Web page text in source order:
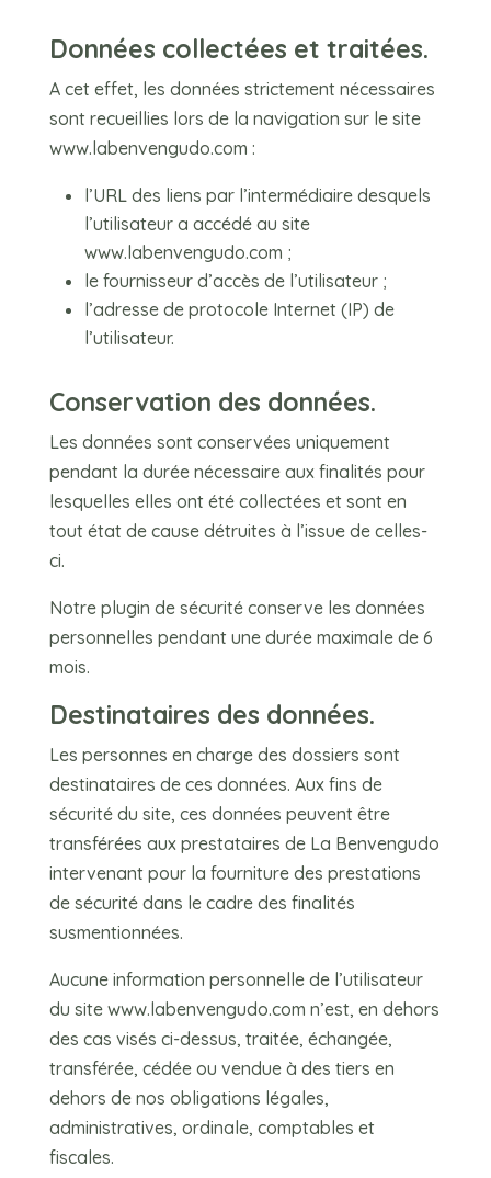
Données collectées et traitées.
A cet effet, les données strictement nécessaires
sont recueillies lors de la navigation sur le site
www.labenvengudo.com :
l’URL des liens par l’intermédiaire desquels
l’utilisateur a accédé au site
www.labenvengudo.com ;
le fournisseur d’accès de l’utilisateur ;
l’adresse de protocole Internet (IP) de
l’utilisateur.
Conservation des données.
Les données sont conservées uniquement
pendant la durée nécessaire aux finalités pour
lesquelles elles ont été collectées et sont en
tout état de cause détruites à l’issue de celles-
ci.
Notre plugin de sécurité conserve les données
personnelles pendant une durée maximale de 6
mois.
Destinataires des données.
Les personnes en charge des dossiers sont
destinataires de ces données. Aux fins de
sécurité du site, ces données peuvent être
transférées aux prestataires de La Benvengudo
intervenant pour la fourniture des prestations
de sécurité dans le cadre des finalités
susmentionnées.
Aucune information personnelle de l’utilisateur
du site www.labenvengudo.com n’est, en dehors
des cas visés ci-dessus, traitée, échangée,
transférée, cédée ou vendue à des tiers en
dehors de nos obligations légales,
administratives, ordinale, comptables et
fiscales.